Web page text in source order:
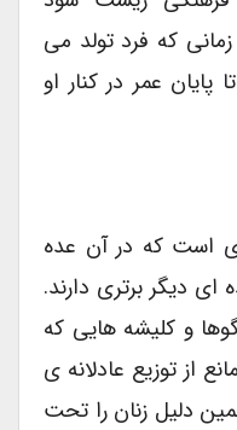
که فرد تولد می
عمر در کنار او
است که در آن عده
دیگر برتری دارند.
و کلیشه هایی که
از توزیع عادلانه ی
دلیل زنان را تحت